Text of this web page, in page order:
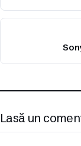
Lasă un